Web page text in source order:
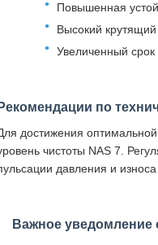
Повышенная
Высокий
Увеличенный
по
достижения
чистоты NAS 7.
давления и
Важное уведомление